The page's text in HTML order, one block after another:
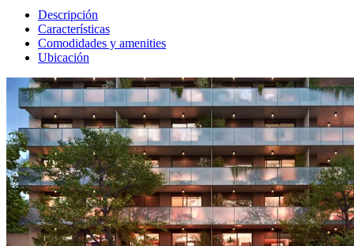
Descripción
Características
Comodidades y amenities
Ubicación